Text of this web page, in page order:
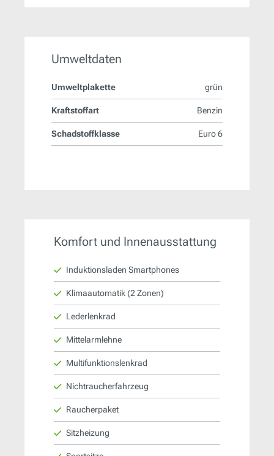
Umweltdaten
Umweltplakette grün
Kraftstoffart Benzin
Schadstoffklasse Euro 6
Komfort und Innenausstattung
Induktionsladen Smartphones
Klimaautomatik (2 Zonen)
Lederlenkrad
Mittelarmlehne
Multifunktionslenkrad
Nichtraucherfahrzeug
Raucherpaket
Sitzheizung